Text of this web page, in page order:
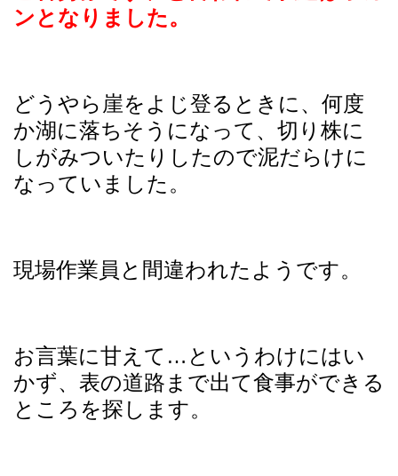
ンとなりました。
どうやら崖をよじ登るときに、何度
か湖に落ちそうになって、切り株に
しがみついたりしたので泥だらけに
なっていました。
現場作業員と間違われたようです。
お言葉に甘えて…というわけにはい
かず、表の道路まで出て食事ができる
ところを探します。